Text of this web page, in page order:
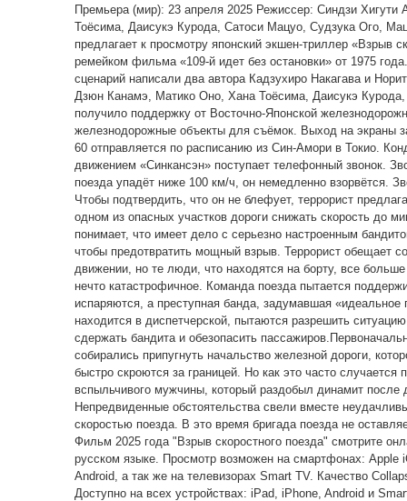
Премьера (мир): 23 апреля 2025 Режиссер: Синдзи
Тоёсима, Даисукэ Курода, Сатоси Мацуо, Судзука Ого,
предлагает к просмотру японский экшен-триллер «Взрыв
ремейком фильма «109-й идет без остановки» от 1975
сценарий написали два автора Кадзухиро Накагава и
Дзюн Канамэ, Матико Оно, Хана Тоёсима, Даисукэ
получило поддержку от Восточно-Японской
железнодорожные объекты для съёмок. Выход на экраны
60 отправляется по расписанию из Син-Амори в Токио.
движением «Синкансэн» поступает телефонный звонок.
поезда упадёт ниже 100 км/ч, он немедленно взорвётся.
Чтобы подтвердить, что он не блефует, террорист
одном из опасных участков дороги снижать скорость до
понимает, что имеет дело с серьезно настроенным
чтобы предотвратить мощный взрыв. Террорист обещает
движении, но те люди, что находятся на борту, все
нечто катастрофичное. Команда поезда пытается
испаряются, а преступная банда, задумавшая
находится в диспетчерской, пытаются разрешить
сдержать бандита и обезопасить
собирались припугнуть начальство железной дороги,
быстро скроются за границей. Но как это часто
вспыльчивого мужчины, который раздобыл динамит после
Непредвиденные обстоятельства свели вместе
скоростью поезда. В это время бригада поезда не
Фильм 2025 года "Взрыв скоростного поезда" смотрите
русском языке. Просмотр возможен на смартфонах:
Android, а так же на телевизорах Smart TV. Качество
Доступно на всех устройствах: iPad, iPhone, Android и